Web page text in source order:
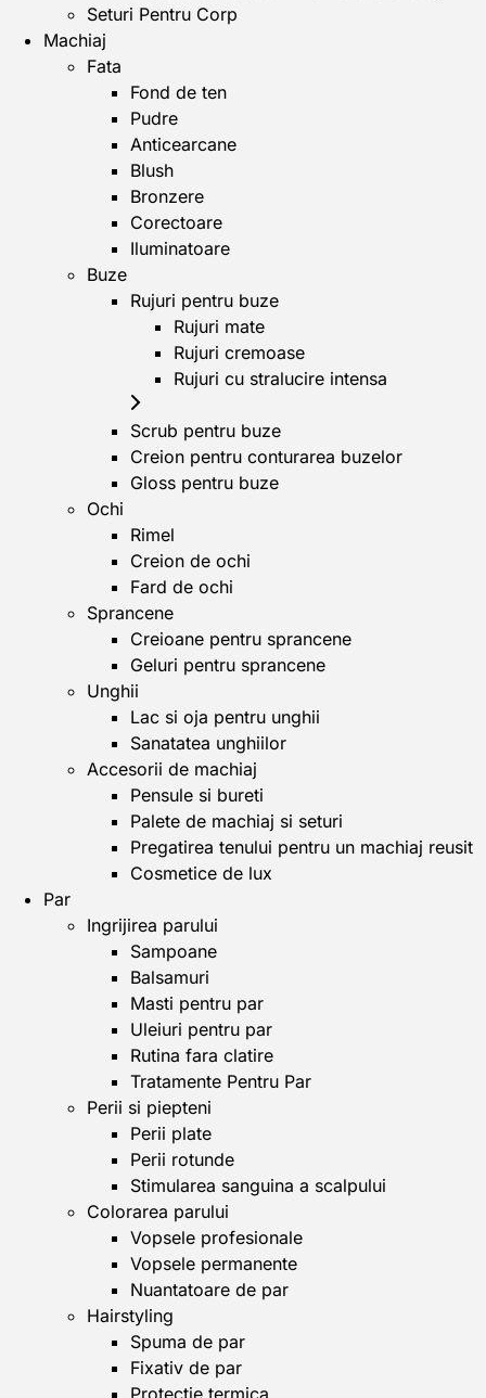
Seturi Pentru Corp
Machiaj
Fata
Fond de ten
Pudre
Anticearcane
Blush
Bronzere
Corectoare
Iluminatoare
Buze
Rujuri pentru buze
Rujuri mate
Rujuri cremoase
Rujuri cu stralucire intensa
Scrub pentru buze
Creion pentru conturarea buzelor
Gloss pentru buze
Ochi
Rimel
Creion de ochi
Fard de ochi
Sprancene
Creioane pentru sprancene
Geluri pentru sprancene
Unghii
Lac si oja pentru unghii
Sanatatea unghiilor
Accesorii de machiaj
Pensule si bureti
Palete de machiaj si seturi
Pregatirea tenului pentru un machiaj reusit
Cosmetice de lux
Par
Ingrijirea parului
Sampoane
Balsamuri
Masti pentru par
Uleiuri pentru par
Rutina fara clatire
Tratamente Pentru Par
Perii si piepteni
Perii plate
Perii rotunde
Stimularea sanguina a scalpului
Colorarea parului
Vopsele profesionale
Vopsele permanente
Nuantatoare de par
Hairstyling
Spuma de par
Fixativ de par
Protectie termica